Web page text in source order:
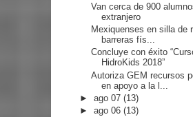
Van cerca de 900
extranjero
Mexiquenses en silla de
barreras fís...
Concluye con éxito
HidroKids 2018”
Autoriza GEM recursos
en apoyo a la l...
►ago 07(13)
►ago 06(13)